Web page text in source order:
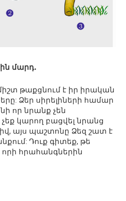
մարդ․
թաքցնում է իր իրական
Ձեր սիրելիների համար
որ նրանք չեն
չեք կարող բացվել նրանց
այս պաշտոնը Ձեզ շատ է
Դուք գիտեք, թե
որի հրահանգներին